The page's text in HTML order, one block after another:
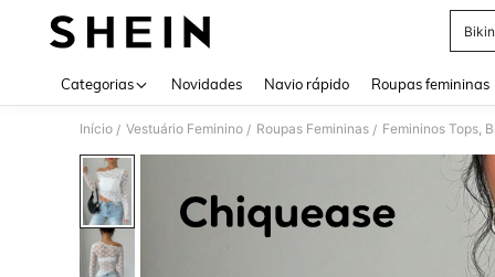
Categorias Novidades Navio rápido Roupas femininas
Início / Vestuário Feminino / Roupas Femininas / Femininos Tops,